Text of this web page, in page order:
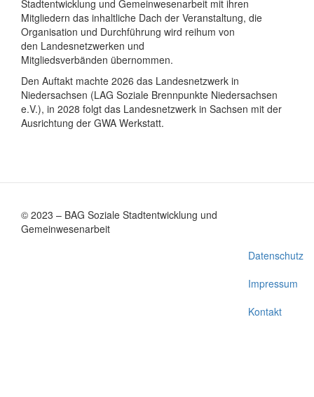
Stadtentwicklung und Gemeinwesenarbeit mit ihren
Mitgliedern das inhaltliche Dach der Veranstaltung, die
Organisation und Durchführung wird reihum von
den Landesnetzwerken und
Mitgliedsverbänden übernommen.
Den Auftakt machte 2026 das Landesnetzwerk in
Niedersachsen (LAG Soziale Brennpunkte Niedersachsen
e.V.), in 2028 folgt das Landesnetzwerk in Sachsen mit der
Ausrichtung der GWA Werkstatt.
© 2023 – BAG Soziale Stadtentwicklung und
Gemeinwesenarbeit
Datenschutz
Impressum
Kontakt